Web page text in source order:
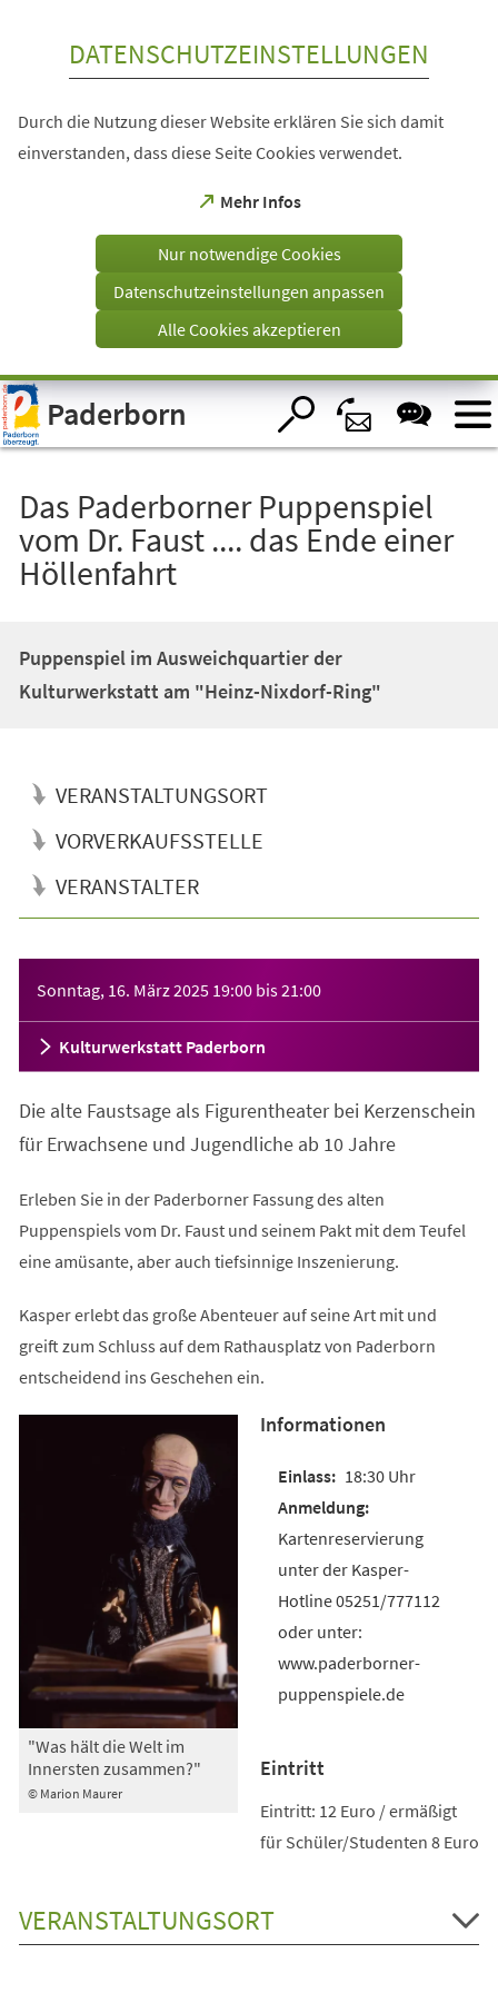
Visuelle
Assistenzsoftware
öffnen.
DATENSCHUTZEINSTELLUNGEN
Durch die Nutzung dieser Website erklären Sie sich damit
einverstanden, dass diese Seite Cookies verwendet.
Mehr Infos
(Öffnet
einem
Tab)
Nur notwendige Cookies
Datenschutzeinstellungen anpassen
Alle Cookies akzeptieren
Paderborn
Das Paderborner Puppenspiel
vom Dr. Faust .... das Ende einer
Höllenfahrt
Puppenspiel im Ausweichquartier der
Kulturwerkstatt am "Heinz-Nixdorf-Ring"
VERANSTALTUNGSORT
VORVERKAUFSSTELLE
VERANSTALTER
Sonntag, 16. März 2025 19:00 bis21:00
Kulturwerkstatt Paderborn
Die alte Faustsage als Figurentheater bei Kerzenschein
für Erwachsene und Jugendliche ab 10 Jahre
Erleben Sie in der Paderborner Fassung des alten
Puppenspiels vom Dr. Faust und seinem Pakt mit dem Teufel
eine amüsante, aber auch tiefsinnige Inszenierung.
Kasper erlebt das große Abenteuer auf seine Art mit und
greift zum Schluss auf dem Rathausplatz von Paderborn
entscheidend ins Geschehen ein.
© Marion Maurer
"Was hält die Welt im
Innersten zusammen?"
Informationen
18:30 Uhr
Kartenreservierung
unter der Kasper-
Hotline 05251/777112
oder unter:
www.paderborner-
puppenspiele.de
Eintritt
Eintritt: 12 Euro / ermäßigt
für Schüler/Studenten 8 Euro
VERANSTALTUNGSORT